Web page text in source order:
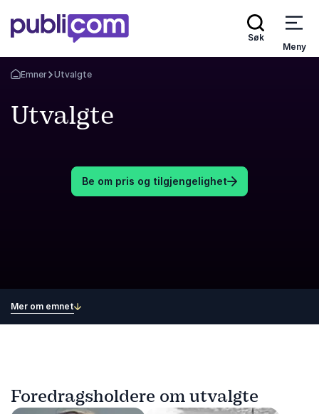
Søk
Meny
Gå tilbake til startsiden
Emner Utvalgte
Utvalgte
Be om pris og tilgjengelighet
Mer om emnet
Foredragsholdere om utvalgte